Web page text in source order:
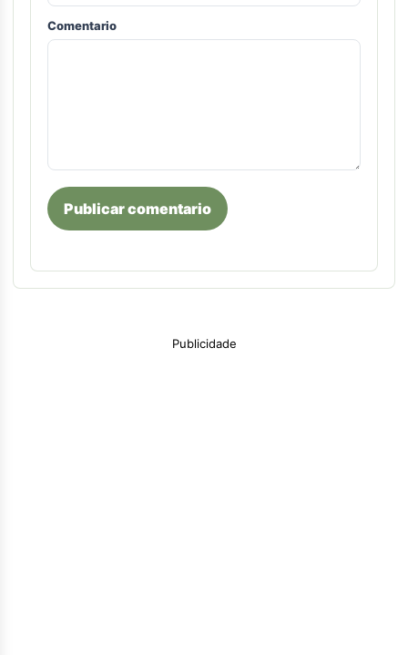
Comentario
Publicar comentario
Publicidade